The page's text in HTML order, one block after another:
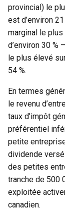
provincial) le
est d’environ
marginal le
d’environ 30 %
le plus élevé
54 %.
En termes
le revenu
taux d’impôt
préférentiel
petite
dividende
des petites
tranche de 500
exploitée
canadien.